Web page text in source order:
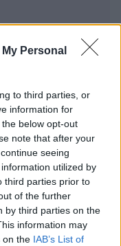
Personal
to third parties, or
information for
below opt-out
note that after your
seeing
utilized by
third parties prior to
of the further
by third parties on the
information may
on the IAB’s List of